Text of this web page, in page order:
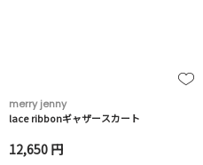
merry jenny
lace ribbonギャザースカート
12,650 円